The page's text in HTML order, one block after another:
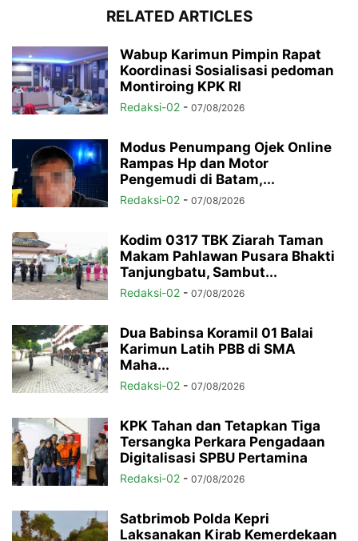
RELATED ARTICLES
Wabup Karimun Pimpin Rapat
Koordinasi Sosialisasi pedoman
Montiroing KPK RI
Redaksi-02 - 07/08/2026
Modus Penumpang Ojek Online
Rampas Hp dan Motor
Pengemudi di Batam,...
Redaksi-02 - 07/08/2026
Kodim 0317 TBK Ziarah Taman
Makam Pahlawan Pusara Bhakti
Tanjungbatu, Sambut...
Redaksi-02 - 07/08/2026
Dua Babinsa Koramil 01 Balai
Karimun Latih PBB di SMA
Maha...
Redaksi-02 - 07/08/2026
KPK Tahan dan Tetapkan Tiga
Tersangka Perkara Pengadaan
Digitalisasi SPBU Pertamina
Redaksi-02 - 07/08/2026
Satbrimob Polda Kepri
Laksanakan Kirab Kemerdekaan